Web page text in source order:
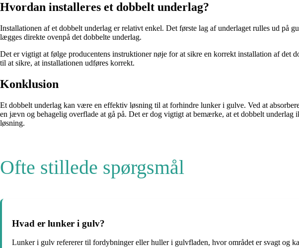
Hvordan installeres et dobbelt underlag?
Installationen af et dobbelt underlag er relativt enkel. Det første lag af underlaget rulles ud på
lægges direkte ovenpå det dobbelte underlag.
Det er vigtigt at følge producentens instruktioner nøje for at sikre en korrekt installation af
til at sikre, at installationen udføres korrekt.
Konklusion
Et dobbelt underlag kan være en effektiv løsning til at forhindre lunker i gulve. Ved at
en jævn og behagelig overflade at gå på. Det er dog vigtigt at bemærke, at et dobbelt
løsning.
Ofte stillede spørgsmål
Hvad er lunker i gulv?
Lunker i gulv refererer til fordybninger eller huller i gulvfladen, hvor området er svagt og